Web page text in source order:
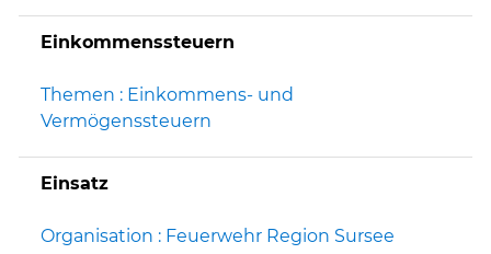
Einkommenssteuern
Themen : Einkommens- und
Vermögenssteuern
Einsatz
Organisation : Feuerwehr Region Sursee